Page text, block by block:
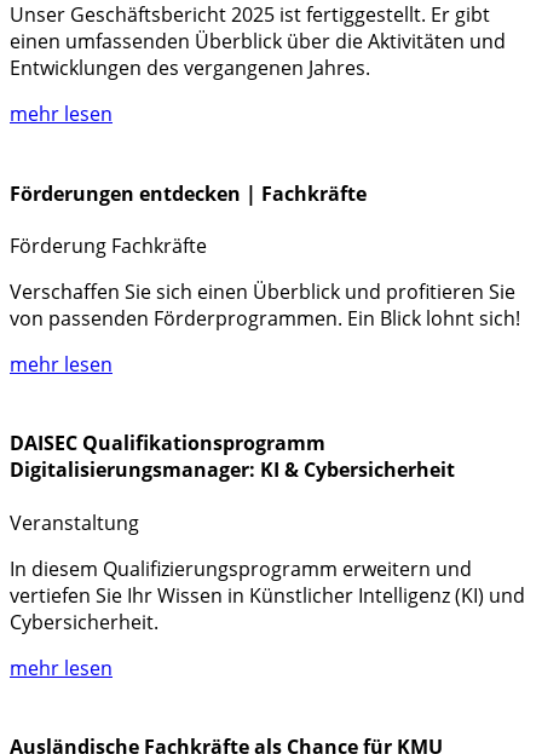
Unser Geschäftsbericht 2025 ist fertiggestellt. Er gibt
einen umfassenden Überblick über die Aktivitäten und
Entwicklungen des vergangenen Jahres.
mehr lesen
Förderungen entdecken | Fachkräfte
Förderung Fachkräfte
Verschaffen Sie sich einen Überblick und profitieren Sie
von passenden Förderprogrammen. Ein Blick lohnt sich!
mehr lesen
DAISEC Qualifikationsprogramm
Digitalisierungsmanager: KI & Cybersicherheit
Veranstaltung
In diesem Qualifizierungsprogramm erweitern und
vertiefen Sie Ihr Wissen in Künstlicher Intelligenz (KI) und
Cybersicherheit.
mehr lesen
Ausländische Fachkräfte als Chance für KMU